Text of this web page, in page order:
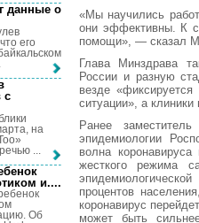
«Мы научились
они эффективны. К
помощи», — сказал
Глава Минздрава
России и разную
везде «фиксируется
ситуации», а
Ранее
эпидемиологии
волна
жесткого режима
процентов
коронавирус
может быть
данные о
его
с
на
...
и....
Об